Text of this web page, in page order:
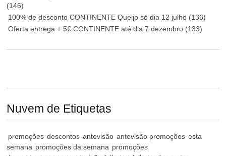
(146)
100% de desconto CONTINENTE Queijo só dia 12 julho (136)
Oferta entrega + 5€ CONTINENTE até dia 7 dezembro (133)
Nuvem de Etiquetas
promoções descontos antevisão antevisão promoções esta
semana promoções da semana promoções